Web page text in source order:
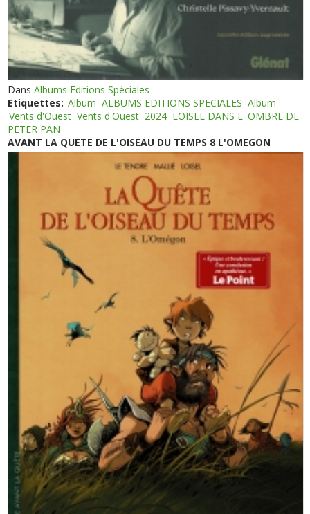
DansAlbums Editions Spéciales
Etiquettes: Album ALBUMS EDITIONS SPECIALES Album
Vents d'Ouest Vents d'Ouest 2024 LOISEL DANS L' OMBRE DE
PETER PAN
AVANT LA QUETE DE L'OISEAU DU TEMPS 8 L'OMEGON